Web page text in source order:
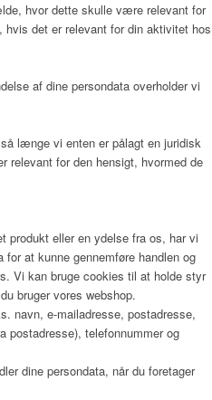
hvor dette skulle være relevant for
det er relevant for din aktivitet hos
af dine persondata overholder vi
længe vi enten er pålagt en juridisk
relevant for den hensigt, hvormed de
produkt eller en ydelse fra os, har vi
at kunne gennemføre handlen og
Vi kan bruge cookies til at holde styr
bruger vores webshop.
navn, e-mailadresse, postadresse,
postadresse), telefonnummer og
dine persondata, når du foretager